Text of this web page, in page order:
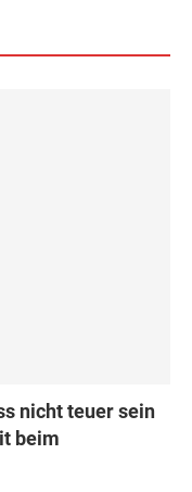
nicht teuer sein
beim